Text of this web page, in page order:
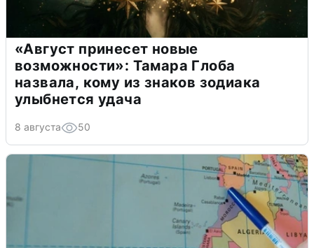
«Август принесет новые
возможности»: Тамара Глоба
назвала, кому из знаков зодиака
улыбнется удача
8 августа 50